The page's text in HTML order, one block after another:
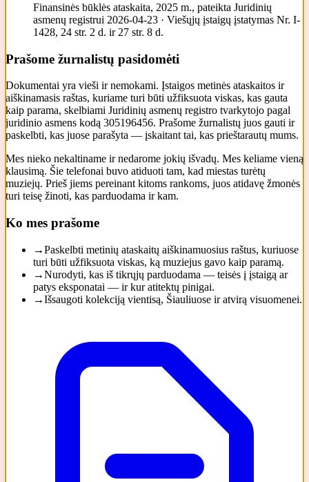
Finansinės būklės ataskaita, 2025 m., pateikta Juridinių
asmenų registrui 2026-04-23 · Viešųjų įstaigų įstatymas Nr. I-
1428, 24 str. 2 d. ir 27 str. 8 d.
Prašome žurnalistų pasidomėti
Dokumentai yra vieši ir nemokami. Įstaigos metinės ataskaitos ir
aiškinamasis raštas, kuriame turi būti užfiksuota viskas, kas gauta
kaip parama, skelbiami Juridinių asmenų registro tvarkytojo pagal
juridinio asmens kodą 305196456. Prašome žurnalistų juos gauti ir
paskelbti, kas juose parašyta — įskaitant tai, kas prieštarautų mums.
Mes nieko nekaltiname ir nedarome jokių išvadų. Mes keliame vieną
klausimą. Šie telefonai buvo atiduoti tam, kad miestas turėtų
muziejų. Prieš jiems pereinant kitoms rankoms, juos atidavę žmonės
turi teisę žinoti, kas parduodama ir kam.
Ko mes prašome
→Paskelbti metinių ataskaitų aiškinamuosius raštus, kuriuose
turi būti užfiksuota viskas, ką muziejus gavo kaip paramą.
→Nurodyti, kas iš tikrųjų parduodama — teisės į įstaigą ar
patys eksponatai — ir kur atitektų pinigai.
→Išsaugoti kolekciją vientisą, Šiauliuose ir atvirą visuomenei.